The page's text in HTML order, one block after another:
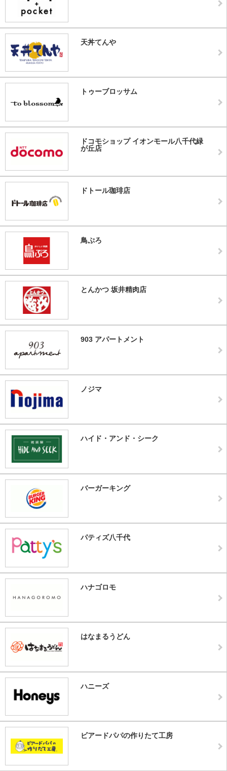
天丼てんや
トゥーブロッサム
ドコモショップ イオンモール八千代緑
が丘店
ドトール珈琲店
鳥ぷろ
とんかつ 坂井精肉店
903 アパートメント
ノジマ
ハイド・アンド・シーク
バーガーキング
パティズ八千代
ハナゴロモ
はなまるうどん
ハニーズ
ビアードパパの作りたて工房